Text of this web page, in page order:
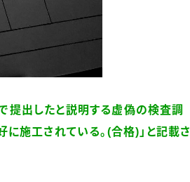
提出したと説明する虚偽の検査調
施工されている。(合格)」と記載さ